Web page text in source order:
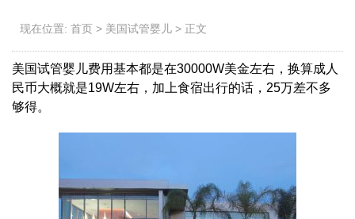
现在位置: 首页 > 美国试管婴儿 > 正文
美国试管婴儿费用基本都是在30000W美金左右，换算成人
民币大概就是19W左右，加上食宿出行的话，25万差不多
够得。